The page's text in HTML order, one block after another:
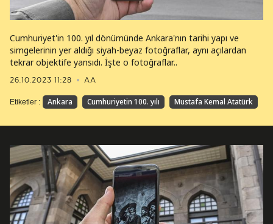
26.10.2023 11:28 AA
Cumhuriyet'in 100. yıl dönümünde Ankara'nın tarihi yapı ve
simgelerinin yer aldığı siyah-beyaz fotoğraflar, aynı açılardan
tekrar objektife yansıdı. İşte o fotoğraflar..
Etiketler : Ankara Cumhuriyetin 100. yılı Mustafa Kemal Atatürk